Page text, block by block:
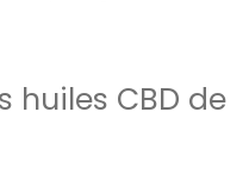
huiles CBD de